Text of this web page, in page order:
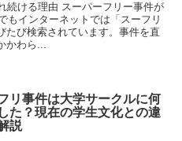
続ける理由 スーパーフリー事件が
もインターネットでは「スーフリ
たび検索されています。事件を直
かわら...
リ事件は大学サークルに何
た？現在の学生文化との違
説